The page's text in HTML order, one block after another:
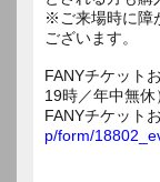
※ご来場時に障
ございます。
FANYチケット
19時／年中無休
FANYチケット
p/form/